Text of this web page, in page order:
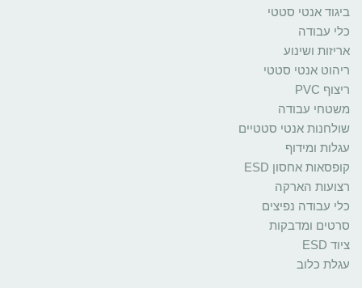
ביגוד אנטי סטטי
כלי עבודה
אריזות ושינוע
ריהוט אנטי סטטי
ריצוף PVC
משטחי עבודה
שולחנות אנטי סטטיים
עגלות ומידוף
קופסאות אחסון ESD
רצועות הארקה
כלי עבודה נפיצים
סרטים ומדבקות
ציוד ESD
עגלת כלוב